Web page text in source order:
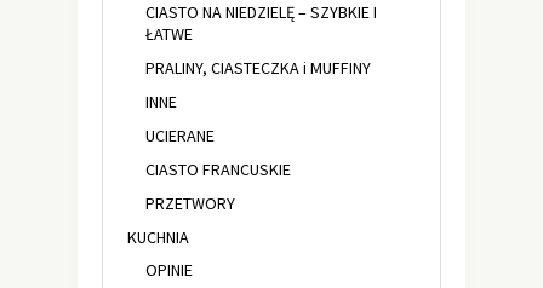
CIASTO NA NIEDZIELĘ – SZYBKIE I
ŁATWE
PRALINY, CIASTECZKA i MUFFINY
INNE
UCIERANE
CIASTO FRANCUSKIE
PRZETWORY
KUCHNIA
OPINIE